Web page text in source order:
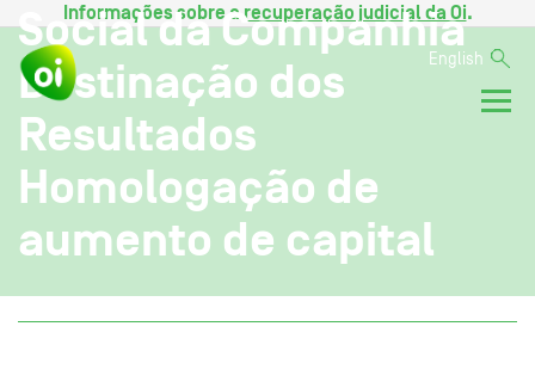
Informações sobre a recuperação judicial da Oi.
English
Social da Companhia
Destinação dos
Resultados
Homologação de
aumento de capital